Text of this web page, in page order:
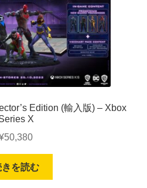
Edition (輸入版) – Xbox
X
50,380
きを読む